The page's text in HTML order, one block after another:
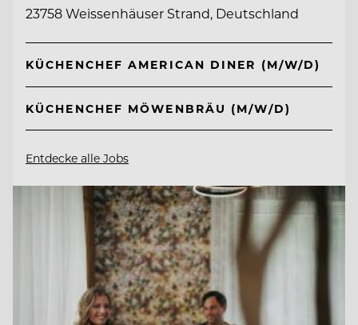
23758 Weissenhäuser Strand, Deutschland
KÜCHENCHEF AMERICAN DINER (M/W/D)
KÜCHENCHEF MÖWENBRÄU (M/W/D)
Entdecke alle Jobs